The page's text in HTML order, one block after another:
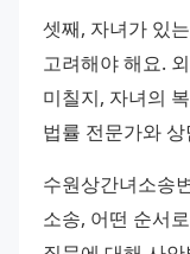
셋째, 자녀가 있
고려해야 해요.
미칠지, 자녀의
법률 전문가와
수원상간녀소송
소송, 어떤 순서